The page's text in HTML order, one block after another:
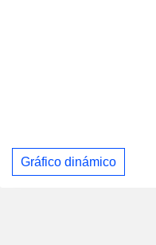
Gráfico dinámico